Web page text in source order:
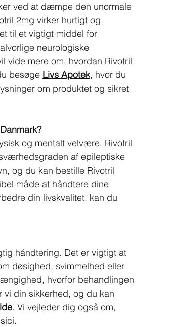
ved at dæmpe den unormale
2mg virker hurtigt og
til et vigtigt middel for
neurologiske
vide mere om, hvordan Rivotril
besøge Livs Apotek, hvor du
om produktet og sikret
og mentalt velvære. Rivotril
af epileptiske
og du kan bestille Rivotril
måde at håndtere dine
din livskvalitet, kan du
håndtering. Det er vigtigt at
døsighed, svimmelhed eller
hvorfor behandlingen
vi din sikkerhed, og du kan
. Vi vejleder dig også om,